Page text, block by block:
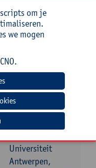
265 56 27,
Universiteit
Antwerpen,
om je
we mogen